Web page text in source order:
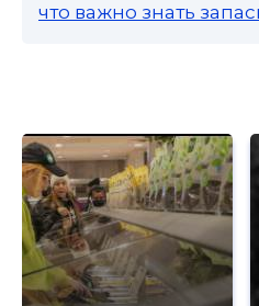
что важно знать